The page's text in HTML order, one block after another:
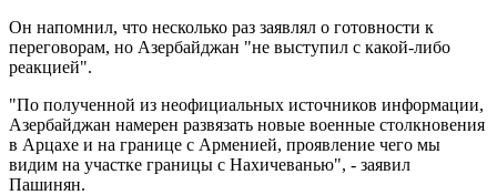
Он напомнил, что несколько раз заявлял о готовности к
переговорам, но Азербайджан "не выступил с какой-либо
реакцией".
"По полученной из неофициальных источников информации,
Азербайджан намерен развязать новые военные столкновения
в Арцахе и на границе с Арменией, проявление чего мы
видим на участке границы с Нахичеванью", - заявил
Пашинян.